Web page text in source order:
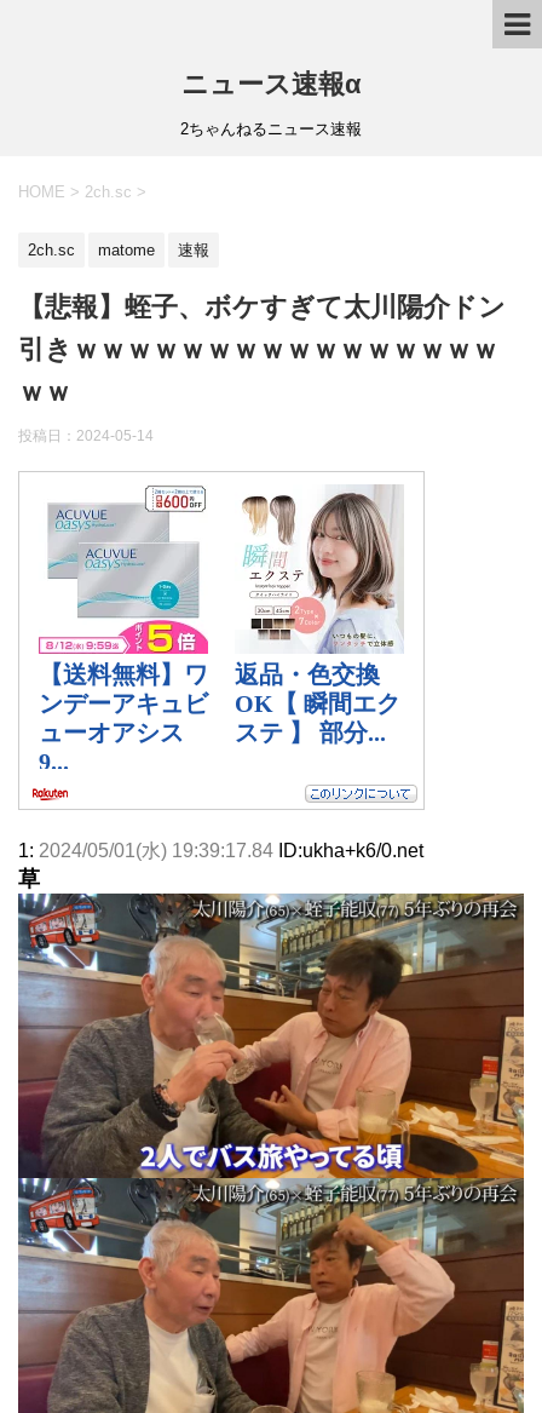
ニュース速報α
2ちゃんねるニュース速報
HOME > 2ch.sc >
2ch.sc matome 速報
【悲報】蛭子、ボケすぎて太川陽介ドン
引きｗｗｗｗｗｗｗｗｗｗｗｗｗｗｗｗ
ｗｗ
投稿日： 2024-05-14
1: 2024/05/01(水) 19:39:17.84 ID:ukha+k6/0.net
草